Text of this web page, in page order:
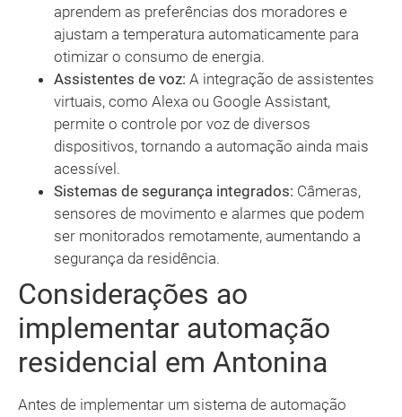
aprendem as preferências dos moradores e
ajustam a temperatura automaticamente para
otimizar o consumo de energia.
Assistentes de voz: A integração de assistentes
virtuais, como Alexa ou Google Assistant,
permite o controle por voz de diversos
dispositivos, tornando a automação ainda mais
acessível.
Sistemas de segurança integrados: Câmeras,
sensores de movimento e alarmes que podem
ser monitorados remotamente, aumentando a
segurança da residência.
Considerações ao
implementar automação
residencial em Antonina
Antes de implementar um sistema de automação